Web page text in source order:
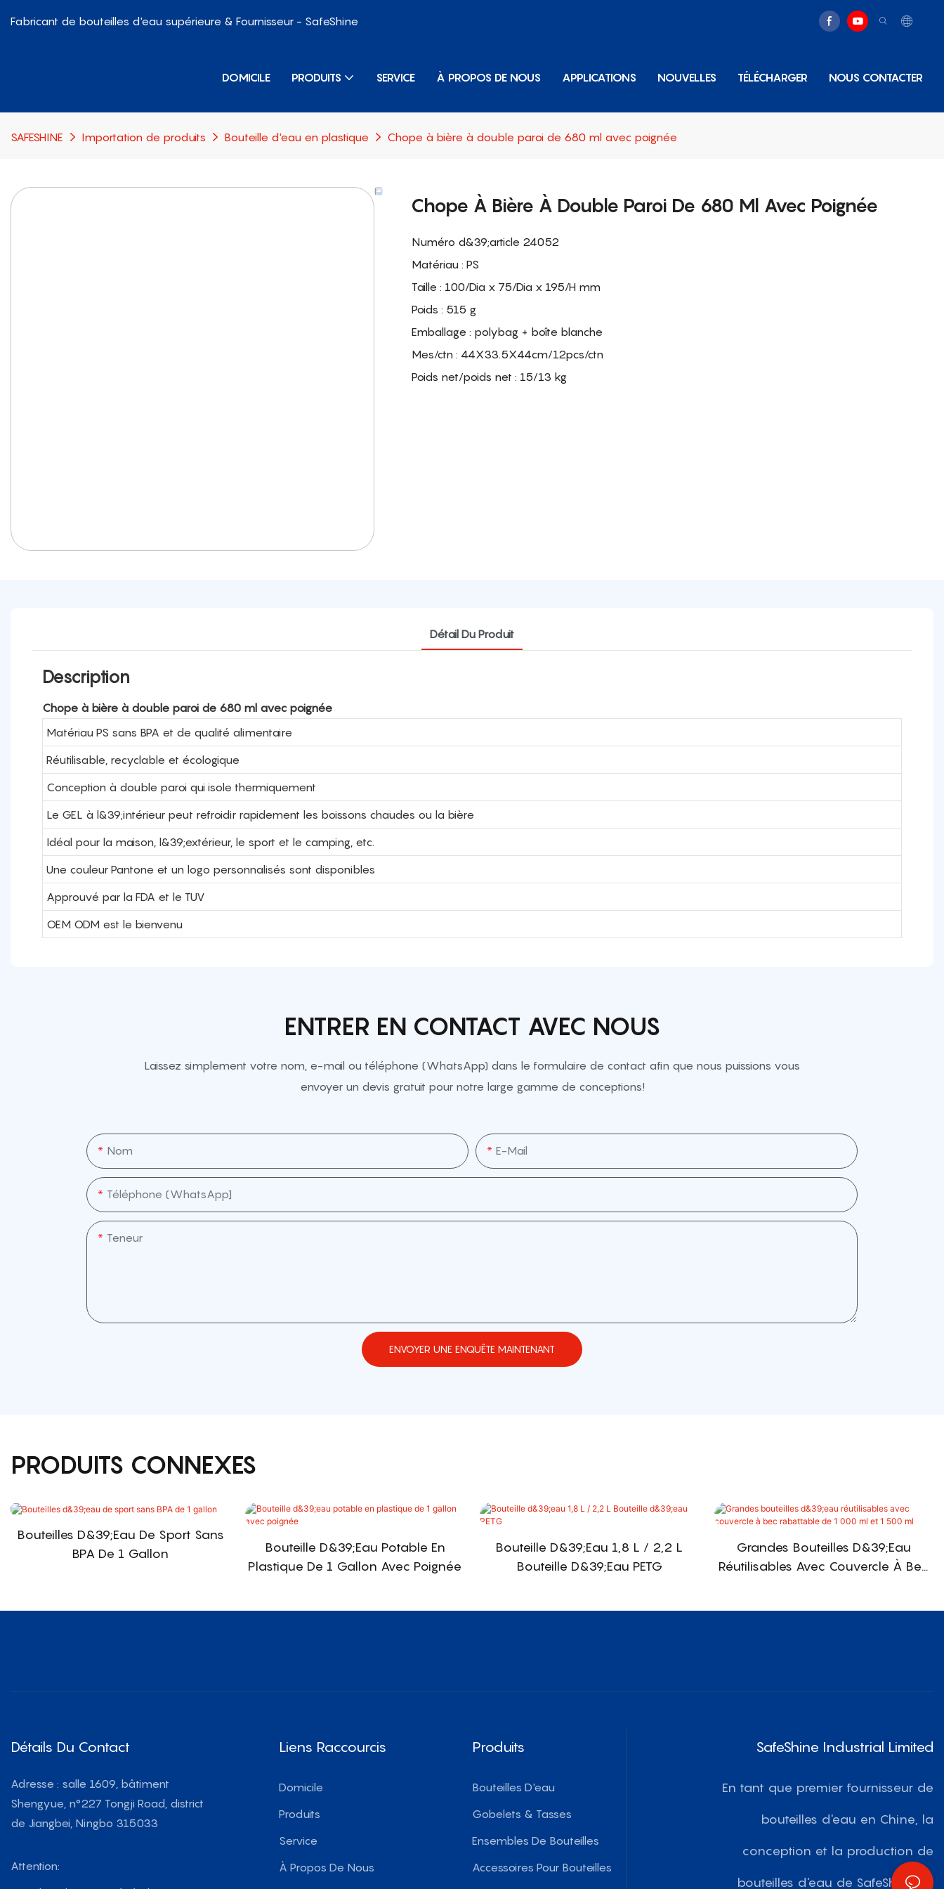
Fabricant de bouteilles d'eau supérieure & Fournisseur - SafeShine
DOMICILE PRODUITS SERVICE À PROPOS DE NOUS APPLICATIONS NOUVELLES TÉLÉCHARGER NOUS CONTACTER
SAFESHINE Importation de produits Bouteille d'eau en plastique Chope à bière à double paroi de 680 ml avec poignée
Chope À Bière À Double Paroi De 680 Ml Avec Poignée
Numéro d&39;article 24052
Matériau : PS
Taille : 100/Dia x 75/Dia x 195/H mm
Poids : 515 g
Emballage : polybag + boîte blanche
Mes/ctn : 44X33.5X44cm/12pcs/ctn
Poids net/poids net : 15/13 kg
Détail Du Produit
Description
Chope à bière à double paroi de 680 ml avec poignée
Matériau PS sans BPA et de qualité alimentaire
Réutilisable, recyclable et écologique
Conception à double paroi qui isole thermiquement
Le GEL à l&39;intérieur peut refroidir rapidement les boissons chaudes ou la bière
Idéal pour la maison, l&39;extérieur, le sport et le camping, etc.
Une couleur Pantone et un logo personnalisés sont disponibles
Approuvé par la FDA et le TUV
OEM ODM est le bienvenu
ENTRER EN CONTACT AVEC NOUS
Laissez simplement votre nom, e-mail ou téléphone (WhatsApp) dans le formulaire de contact afin que nous puissions vous
envoyer un devis gratuit pour notre large gamme de conceptions!
Nom E-Mail
Téléphone (WhatsApp]
Teneur
ENVOYER UNE ENQUÊTE MAINTENANT
PRODUITS CONNEXES
Bouteilles D&39;eau De Sport Sans
BPA De 1 Gallon
Bouteille D&39;eau Potable En
Plastique De 1 Gallon Avec Poignée
Bouteille D&39;eau 1,8 L / 2,2 L
Bouteille D&39;eau PETG
Grandes Bouteilles D&39;eau
Réutilisables Avec Couvercle À Bec
Détails Du Contact
Adresse : salle 1609, bâtiment
Shengyue, n°227 Tongji Road, district
de Jiangbei, Ningbo 315033
Attention:
Liens Raccourcis
Domicile
Produits
Service
À Propos De Nous
Produits
Bouteilles D'eau
Gobelets & Tasses
Ensembles De Bouteilles
Accessoires Pour Bouteilles
SafeShine Industrial Limited
En tant que premier fournisseur de
bouteilles d'eau en Chine, la
conception et la production de
bouteilles d'eau de SafeShine se